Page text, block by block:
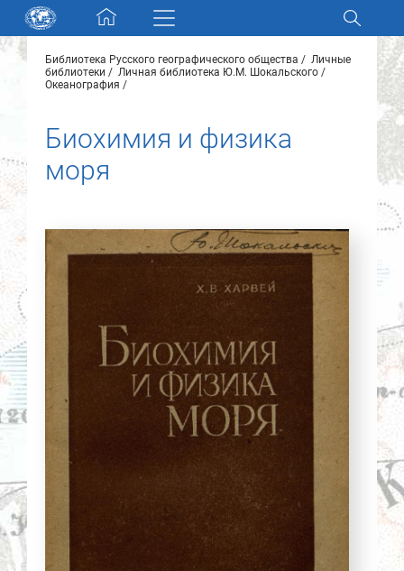
Skip navigation
Разделы и коллекции
Новости
О нас
Контакты
Партнеры
Библиотека Русского географического общества
Личные
библиотеки
Личная библиотека Ю.М. Шокальского
Океанография
Биохимия и физика
моря